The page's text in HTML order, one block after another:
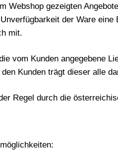
Webshop gezeigten
der Ware
mit.
vom Kunden angegebene
Kunden trägt dieser alle
Regel durch die